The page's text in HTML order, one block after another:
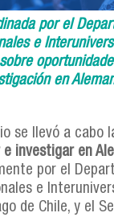
por el
e
en
se llevó a cabo
e investigar en
por el
e
de Chile, y el